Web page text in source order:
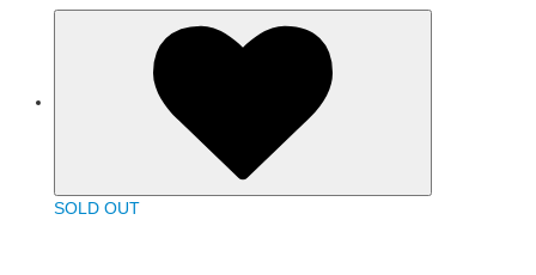
SOLD OUT